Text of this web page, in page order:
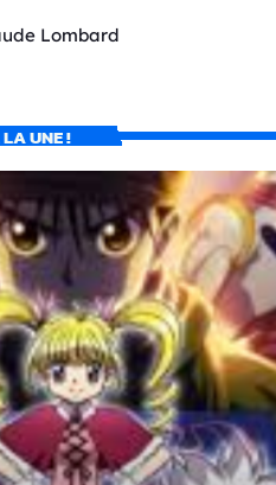
Lombard
UNE !